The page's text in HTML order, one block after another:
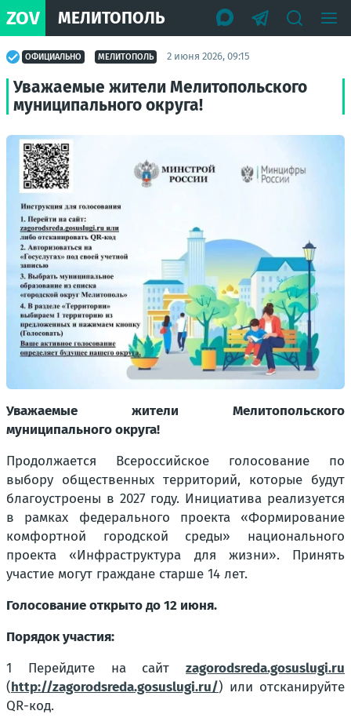
ZOV МЕЛИТОПОЛЬ
ОФИЦИАЛЬНО МЕЛИТОПОЛЬ 2 июня 2026, 09:15
Уважаемые жители Мелитопольского
муниципального округа!
Уважаемые жители Мелитопольского
муниципального округа!
Продолжается Всероссийское голосование по
выбору общественных территорий, которые будут
благоустроены в 2027 году. Инициатива реализуется
в рамках федерального проекта «Формирование
комфортной городской среды» национального
проекта «Инфраструктура для жизни». Принять
участие могут граждане старше 14 лет.
Голосование открыто до 12 июня.
Порядок участия:
1 Перейдите на сайт zagorodsreda.gosuslugi.ru
(http://zagorodsreda.gosuslugi.ru/) или отсканируйте
QR-код.